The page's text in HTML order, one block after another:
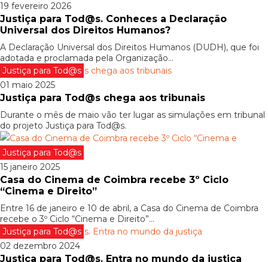
19 fevereiro 2026
Justiça para Tod@s. Conheces a Declaração
Universal dos Direitos Humanos?
A Declaração Universal dos Direitos Humanos (DUDH), que foi
adotada e proclamada pela Organização...
Justiça para Tod@s
01 maio 2025
Justiça para Tod@s chega aos tribunais
Durante o mês de maio vão ter lugar as simulações em tribunal
do projeto Justiça para Tod@s.
Justiça para Tod@s
15 janeiro 2025
Casa do Cinema de Coimbra recebe 3º Ciclo
“Cinema e Direito”
Entre 16 de janeiro e 10 de abril, a Casa do Cinema de Coimbra
recebe o 3º Ciclo “Cinema e Direito”...
Justiça para Tod@s
02 dezembro 2024
Justiça para Tod@s. Entra no mundo da justiça